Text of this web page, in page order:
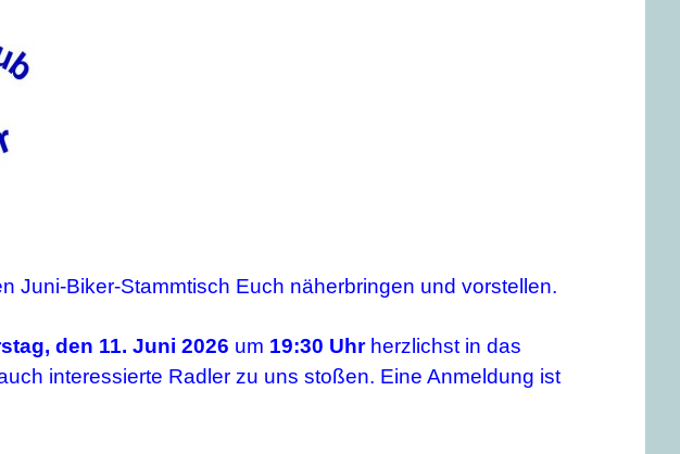
Juni-Biker-Stammtisch Euch näherbringen und vorstellen.
den 11. Juni 2026 um 19:30 Uhrherzlichst in das
interessierte Radler zu uns stoßen. Eine Anmeldung ist